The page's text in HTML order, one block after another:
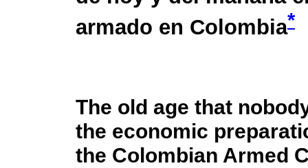
armado en Colombia*
The old age that
the economic
the Colombian Armed